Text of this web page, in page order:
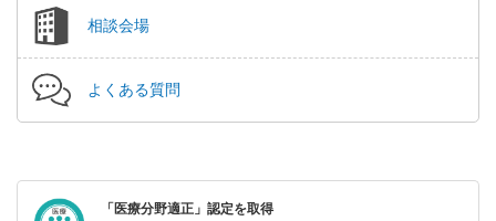
相談会場
よくある質問
「医療分野適正」認定を取得